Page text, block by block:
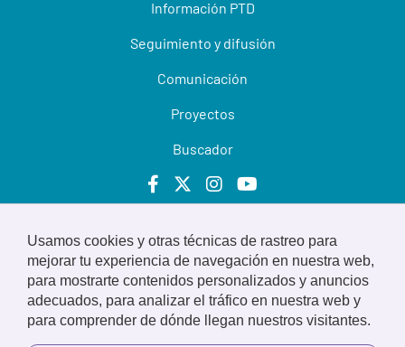
Usamos cookies y otras técnicas de rastreo para
mejorar tu experiencia de navegación en nuestra web,
para mostrarte contenidos personalizados y anuncios
adecuados, para analizar el tráfico en nuestra web y
para comprender de dónde llegan nuestros visitantes.
Información PTD
Seguimiento y difusión
Comunicación
Proyectos
Buscador
© 2022 Universidad Pablo de Olavide
Aviso legal
Privacidad